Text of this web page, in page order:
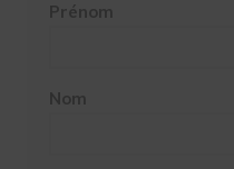
Prénom
Nom